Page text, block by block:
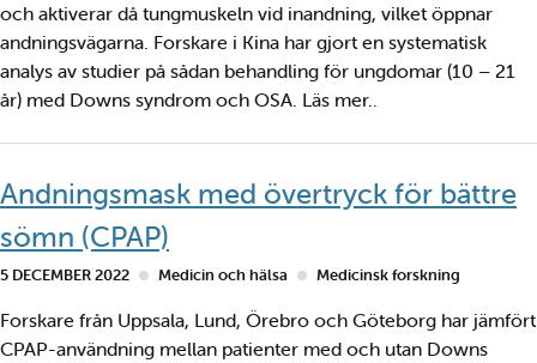
och aktiverar då tungmuskeln vid inandning, vilket öppnar
andningsvägarna. Forskare i Kina har gjort en systematisk
analys av studier på sådan behandling för ungdomar (10 – 21
år) med Downs syndrom och OSA. Läs mer..
Andningsmask med övertryck för bättre
sömn (CPAP)
5 DECEMBER 2022 Medicin och hälsa Medicinsk forskning
Forskare från Uppsala, Lund, Örebro och Göteborg har jämfört
CPAP-användning mellan patienter med och utan Downs